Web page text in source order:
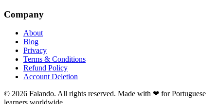
Company
About
Blog
Privacy
Terms & Conditions
Refund Policy
Account Deletion
© 2026 Falando. All rights reserved. Made with ❤ for Portuguese